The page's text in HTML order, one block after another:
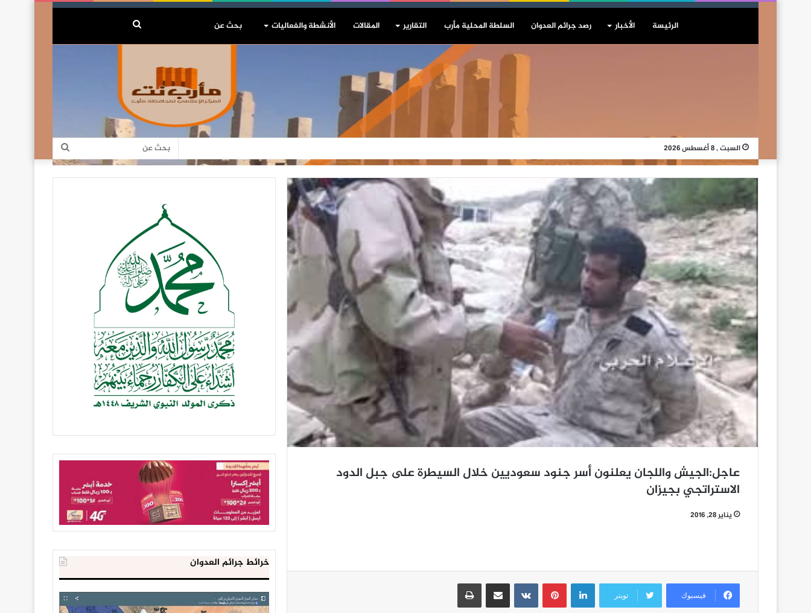
الرئيسة الأخبار رصد جرائم العدوان السلطة المحلية مأرب التقارير المقالات الأنشطة والفعاليات بحث
السبت , 8 أغسطس 2026
بحث
عن
عاجل:الجيش واللجان يعلنون أسر جنود سعوديين خلال السيطرة على جبل الدود
الاستراتجي بجيزان
يناير 28, 2016
فيسبوك تويتر
لينكدإنبينتيريست مشاركة عبر البريد طباعة
خرائط جرائم العدوان